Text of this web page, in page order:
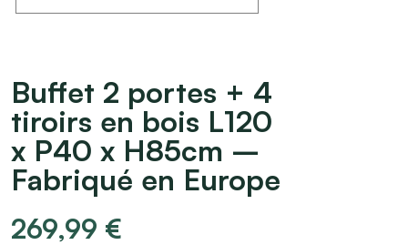
Buffet 2 portes + 4
tiroirs en bois L120
x P40 x H85cm –
Fabriqué en Europe
269,99 €